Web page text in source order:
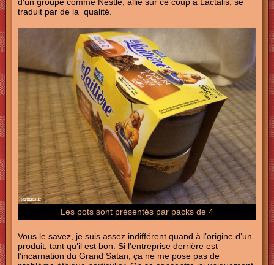
traduit par de la qualité.
Les pots sont présentés par packs de 4
Vous le savez, je suis assez indifférent quand à l’origine d’un
produit, tant qu’il est bon. Si l’entreprise derrière est
l’incarnation du Grand Satan, ça ne me pose pas de